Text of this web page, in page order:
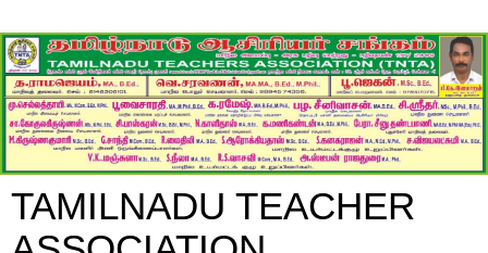
TAMILNADU TEACHER